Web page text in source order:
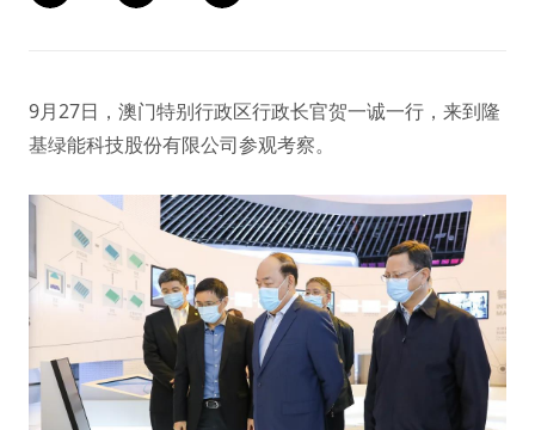
9月27日，澳门特别行政区行政长官贺一诚一行，来到隆
基绿能科技股份有限公司参观考察。